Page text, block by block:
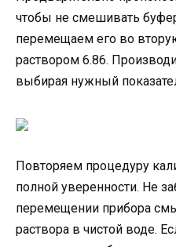
чтобы не смешивать
перемещаем его во
раствором 6.86.
выбирая нужный
Повторяем процедуру
полной уверенности. Не
перемещении прибора
раствора в чистой воде.